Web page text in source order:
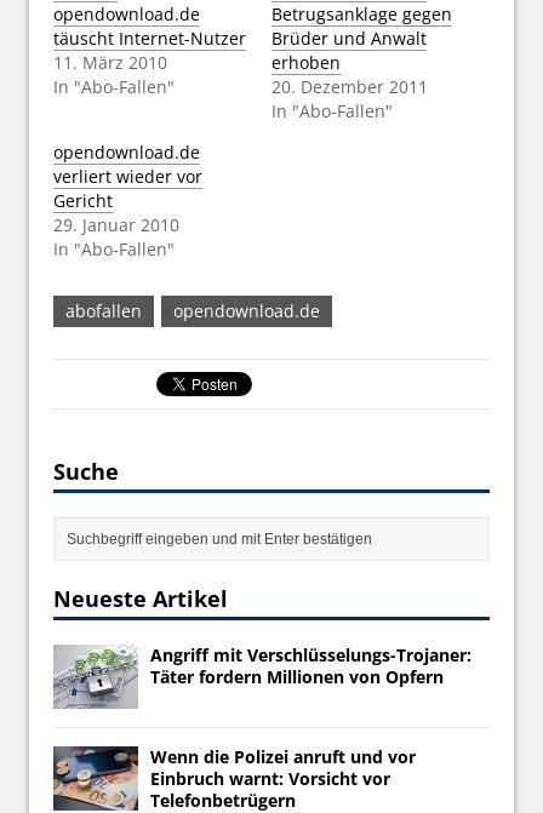
opendownload.de
täuscht Internet-Nutzer
11. März 2010
In "Abo-Fallen"
Betrugsanklage gegen
Brüder und Anwalt
erhoben
20. Dezember 2011
In "Abo-Fallen"
opendownload.de
verliert wieder vor
Gericht
29. Januar 2010
In "Abo-Fallen"
abofallen opendownload.de
Suche
Neueste Artikel
Angriff mit Verschlüsselungs-Trojaner:
Täter fordern Millionen von Opfern
Wenn die Polizei anruft und vor
Einbruch warnt: Vorsicht vor
Telefonbetrügern